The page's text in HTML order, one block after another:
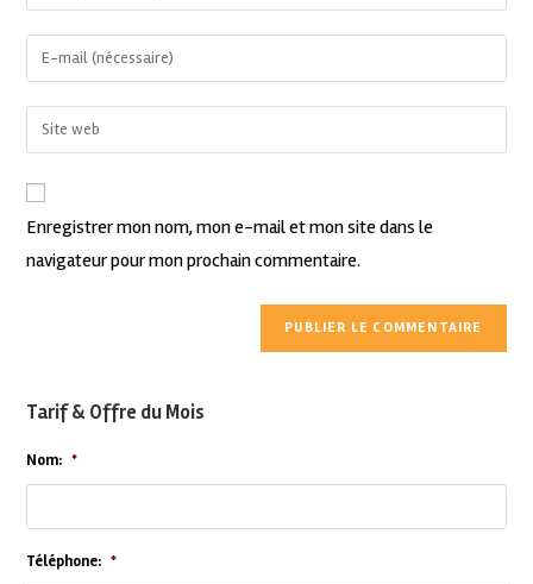
Enregistrer mon nom, mon e-mail et mon site dans le
navigateur pour mon prochain commentaire.
Tarif & Offre du Mois
Nom: *
Téléphone: *